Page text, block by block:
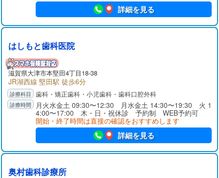
詳細を見る
はしもと歯科医院
滋賀県大津市本堅田4丁目18-38
JR湖西線 堅田駅 徒歩6分
歯科・矯正歯科・小児歯科・歯科口腔外科
月火水金土 09:30〜12:30 月水金土 14:30〜19:30 火 1
4:00〜17:00 木・日・祝休診 予約制 WEB予約可
開始・終了時間は直接の確認をおすすめします
詳細を見る
奥村歯科診療所